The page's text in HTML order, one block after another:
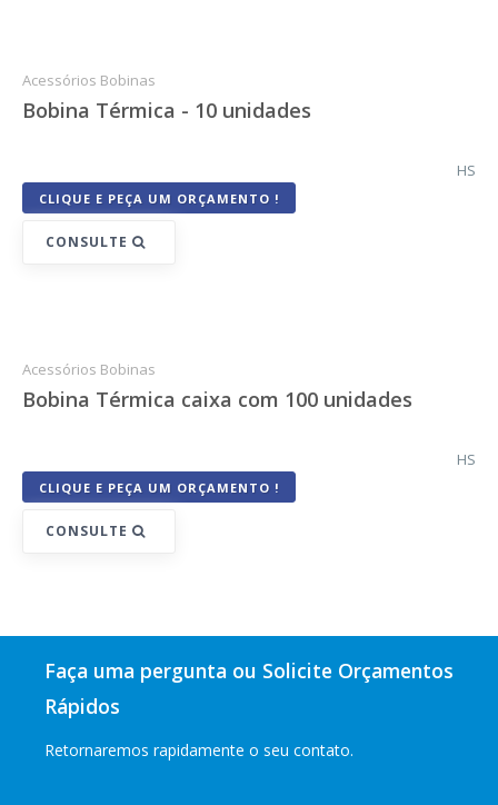
Acessórios Bobinas
Bobina Térmica - 10 unidades
HS
CLIQUE E PEÇA UM ORÇAMENTO !
CONSULTE
Acessórios Bobinas
Bobina Térmica caixa com 100 unidades
HS
CLIQUE E PEÇA UM ORÇAMENTO !
CONSULTE
Faça uma pergunta ou Solicite Orçamentos
Rápidos
Retornaremos rapidamente o seu contato.